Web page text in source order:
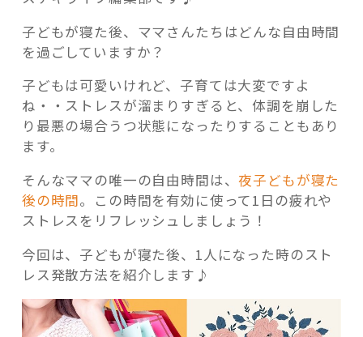
記事検索
子どもが寝た後、ママさんたちはどんな自由時間
を過ごしていますか？
子どもは可愛いけれど、子育ては大変ですよ
ね・・ストレスが溜まりすぎると、体調を崩した
り最悪の場合うつ状態になったりすることもあり
ます。
そんなママの唯一の自由時間は、夜子どもが寝た
後の時間。この時間を有効に使って1日の疲れや
ストレスをリフレッシュしましょう！
今回は、子どもが寝た後、1人になった時のスト
レス発散方法を紹介します♪